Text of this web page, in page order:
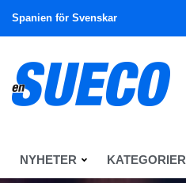
Spanien för Svenskar
NYHETER KATEGORIER